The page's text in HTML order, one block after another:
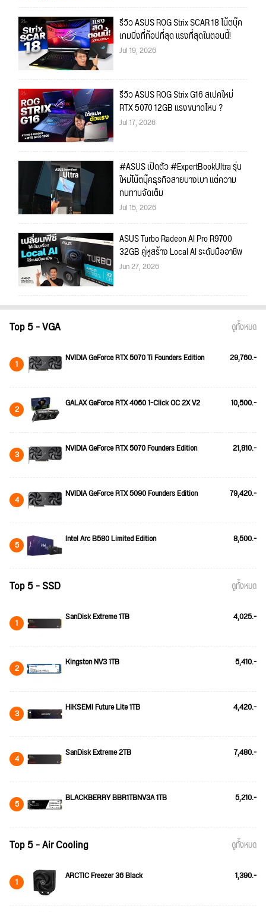
รีวิว ASUS ROG Strix SCAR 18 โน้ตบุ๊ค
เกมมิ่งที่ท้อปที่สุด แรงที่สุดในตอนนี้!
Jul 19, 2026
รีวิว ASUS ROG Strix G16 สเปคใหม่
RTX 5070 12GB แรงขนาดไหน ?
Jul 17, 2026
#ASUS เปิดตัว #ExpertBookUltra รุ่น
ใหม่โน้ตบุ๊คธุรกิจสายบางเบา แต่ความ
ทนทานจัดเต็ม
Jul 15, 2026
ASUS Turbo Radeon AI Pro R9700
32GB คู่หูสร้าง Local AI ระดับมืออาชีพ
Jun 27, 2026
Top 5 - VGA ดูทั้งหมด
1 NVIDIA GeForce RTX 5070 Ti Founders Edition 29,760.-
2 GALAX GeForce RTX 4060 1-Click OC 2X V2 10,500.-
3 NVIDIA GeForce RTX 5070 Founders Edition 21,810.-
4 NVIDIA GeForce RTX 5090 Founders Edition 79,420.-
5 Intel Arc B580 Limited Edition 8,500.-
Top 5 - SSD ดูทั้งหมด
1 SanDisk Extreme 1TB 4,025.-
2 Kingston NV3 1TB 5,410.-
3 HIKSEMI Future Lite 1TB 4,420.-
4 SanDisk Extreme 2TB 7,480.-
5 BLACKBERRY BBR1TBNV3A 1TB 5,210.-
Top 5 - Air Cooling ดูทั้งหมด
1 ARCTIC Freezer 36 Black 1,390.-